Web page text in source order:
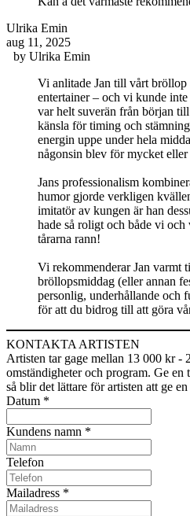
Ulrika Emin
aug 11, 2025
by Ulrika Emin
Vi anlitade Jan till vårt bröllop
entertainer – och vi kunde
var helt suverän från början
känsla för timing och
energin uppe under hela
någonsin blev för mycket
Jans professionalism
humor gjorde verkligen
imitatör av kungen är han
hade så roligt och både vi och
tårarna rann!
Vi rekommenderar Jan varmt
bröllopsmiddag (eller annan
personlig, underhållande och
för att du bidrog till att göra
KONTAKTA ARTISTEN
Artisten tar gage mellan 13 000 kr -
omständigheter och program. Ge
så blir det lättare för artisten att ge
Datum *
Kundens namn *
Telefon
Mailadress *